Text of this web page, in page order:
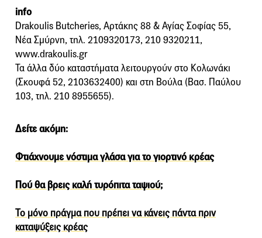
info
Drakoulis Butcheries, Αρτάκης 88 & Αγίας Σοφίας 55,
Νέα Σμύρνη, τηλ. 2109320173, 210 9320211,
www.drakoulis.gr
Τα άλλα δύο καταστήματα λειτουργούν στο Κολωνάκι
(Σκουφά 52, 2103632400) και στη Βούλα (Βασ. Παύλου
103, τηλ. 210 8955655).
Δείτε ακόμη:
Φτιάχνουμε νόστιμα γλάσα για το γιορτινό κρέας
Πού θα βρεις καλή τυρόπιτα ταψιού;
Το μόνο πράγμα που πρέπει να κάνεις πάντα πριν
καταψύξεις κρέας